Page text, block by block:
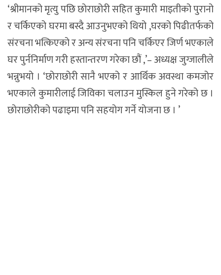
‘श्रीमानको मृत्यु पछि छोराछोरी सहित कुमारी माइतीको पुरानो
र चर्किएको घरमा बस्दै आउनुभएको थियो ,घरको पिढीतर्फको
संरचना भत्किएको र अन्य संरचना पनि चर्किएर जिर्ण भएकाले
घर पुर्ननिर्माण गरी हस्तान्तरण गरेका छौं ,’– अध्यक्ष जुग्जालीले
भन्नुभयो । ‘छोराछोरी सानै भएको र आर्थिक अवस्था कमजोर
भएकाले कुमारीलाई जिविका चलाउन मुस्किल हुने गरेको छ ।
छोराछोरीको पढाइमा पनि सहयोग गर्ने योजना छ । ’